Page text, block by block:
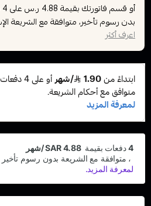
أو قسم فاتورتك بقيمة 4.88 ر.س على4
بدون رسوم تأخير، متوافقة مع الشريعة
اعرف أكثر